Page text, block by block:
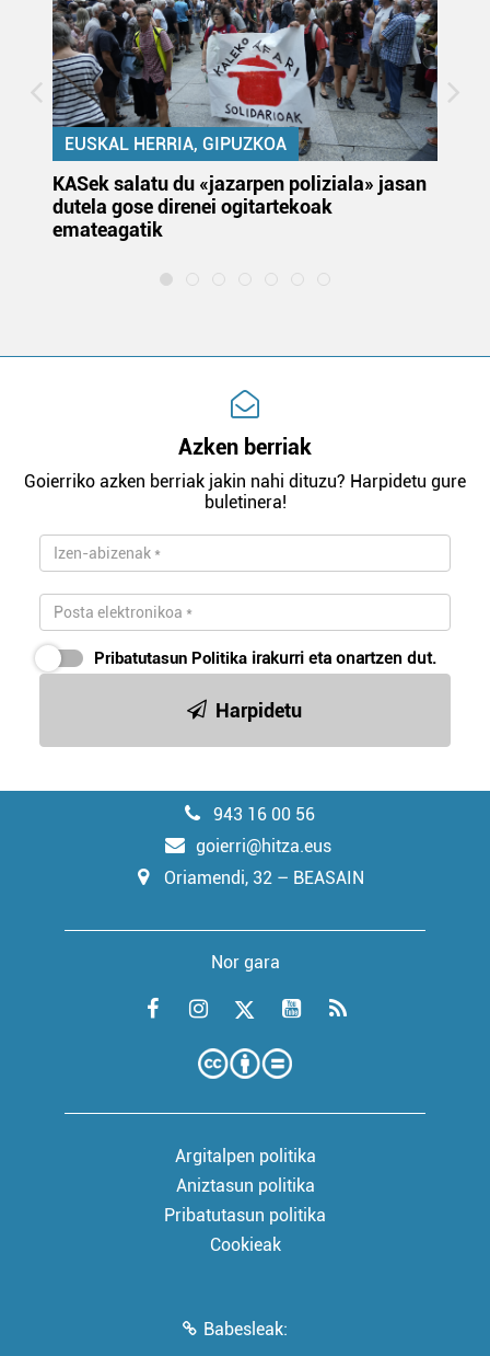
EUSKAL HERRIA, GIPUZKOA
KASek salatu du «jazarpen poliziala» jasan
dutela gose direnei ogitartekoak
emateagatik
Azken berriak
Goierriko azken berriak jakin nahi dituzu? Harpidetu gure
buletinera!
Pribatutasun Politika irakurri eta onartzen dut.
Harpidetu
943 16 00 56
goierri@hitza.eus
Oriamendi, 32 – BEASAIN
Nor gara
Argitalpen politika
Aniztasun politika
Pribatutasun politika
Cookieak
Babesleak: